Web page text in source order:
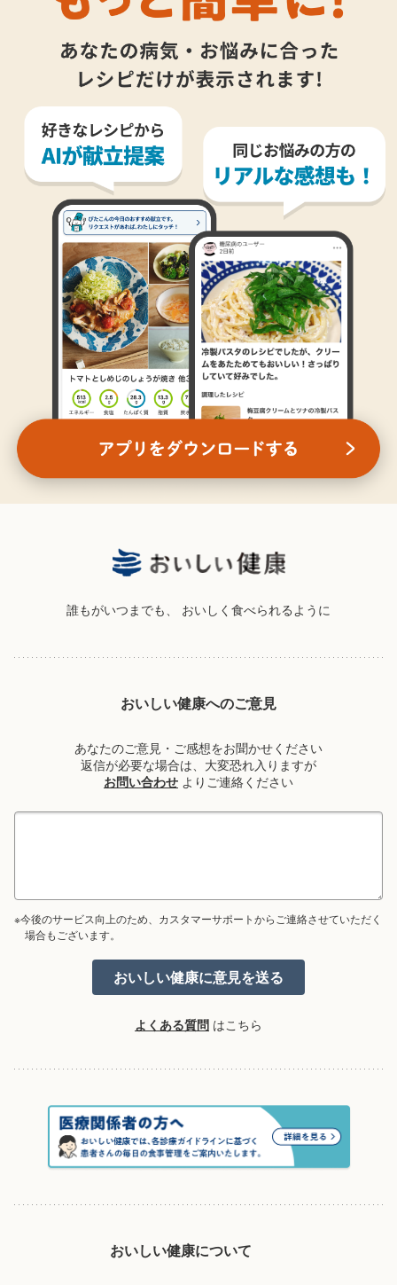
誰もがいつまでも、 おいしく食べられるように
おいしい健康へのご意見
あなたのご意見・ご感想をお聞かせください
返信が必要な場合は、大変恐れ入りますが
お問い合わせ よりご連絡ください
※今後のサービス向上のため、カスタマーサポートからご連絡させていただく
場合もございます。
よくある質問 はこちら
おいしい健康について